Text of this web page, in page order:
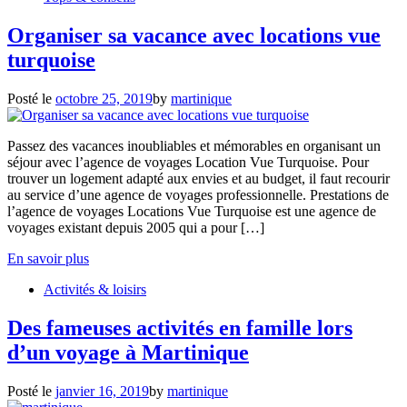
Organiser sa vacance avec locations vue
turquoise
Posté le octobre 25, 2019by martinique
Passez des vacances inoubliables et mémorables en organisant un
séjour avec l’agence de voyages Location Vue Turquoise. Pour
trouver un logement adapté aux envies et au budget, il faut recourir
au service d’une agence de voyages professionnelle. Prestations de
l’agence de voyages Locations Vue Turquoise est une agence de
voyages existant depuis 2005 qui a pour […]
En savoir plus
Activités & loisirs
Des fameuses activités en famille lors
d’un voyage à Martinique
Posté le janvier 16, 2019by martinique